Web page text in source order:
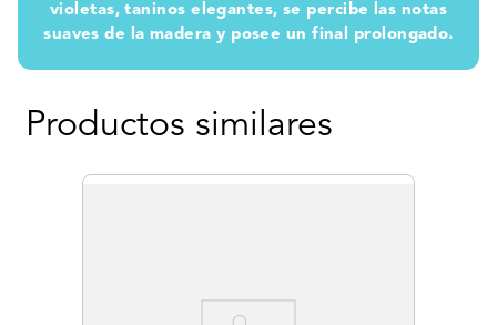
violetas, taninos elegantes, se percibe las notas
suaves de la madera y posee un final prolongado.
Productos similares